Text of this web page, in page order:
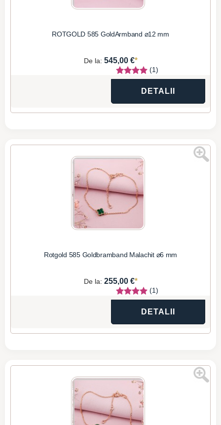
ROTGOLD 585 GoldArmband ⌀12 mm
De la: 545,00 €*
(1)
DETALII
Rotgold 585 Goldbramband Malachit ⌀6 mm
De la: 255,00 €*
(1)
DETALII